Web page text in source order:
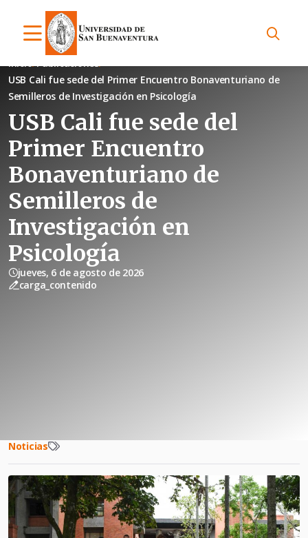
Inicio Publicaciones
USB Cali fue sede del Primer Encuentro Bonaventuriano de
Semilleros de Investigación en Psicología
USB Cali fue sede del
Primer Encuentro
Bonaventuriano de
Semilleros de
Investigación en
Psicología
jueves, 6 de agosto de 2026
carga_contenido
Noticias